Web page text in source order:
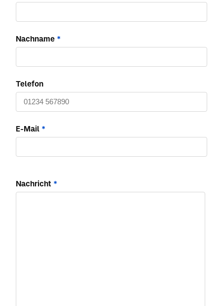
Nachname *
Telefon
E-Mail *
Nachricht *